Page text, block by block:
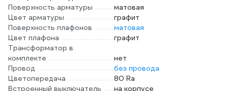
Поверхность арматуры
матовая
Цвет арматуры
графит
Поверхность плафонов
матовая
Цвет плафона
графит
Трансформатор в
комплекте
нет
Провод
без провода
Цветопередача
80 Ra
Встроенный выключатель
на корпусе